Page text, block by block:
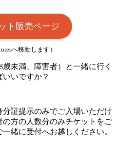
ト販売ページ
へ移動します）
未満、障害者）と一緒に行く
いですか？
証提示のみでご入場いただけ
方の人数分のみチケットをご
緒に受付へお越しください。